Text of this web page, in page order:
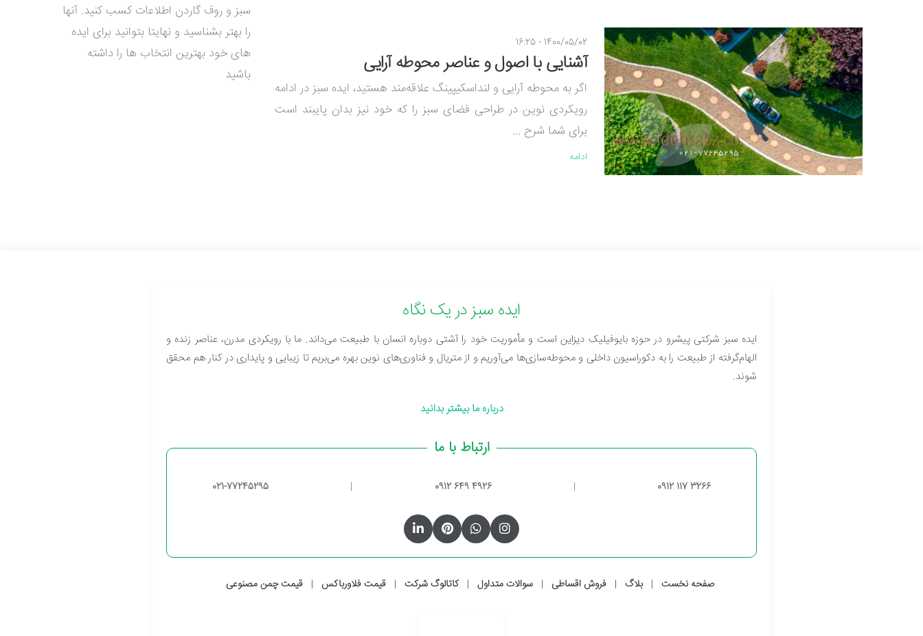
1400/05/02 - 16:25
آشنایی با اصول و عناصر محوطه آرایی
اگر به محوطه آرایی و لنداسکیپینگ علاقه‌مند هستید، ایده سبز در ادامه
رویکردی نوین در طراحی فضای سبز را که خود نیز بدان پایبند است
برای شما شرح ...
ادامه
سبز و روف گاردن اطلاعات کسب کنید. آنها
را بهتر بشناسید و نهایتا بتوانید برای ایده
های خود بهترین انتخاب ها را داشته
باشید
ایده سبز در یک نگاه
ایده سبز شرکتی پیشرو در حوزه بایوفیلیک دیزاین است و مأموریت خود را آشتی دوباره انسان با طبیعت می‌داند. ما با رویکردی مدرن، عناصر زنده و
الهام‌گرفته از طبیعت را به دکوراسیون داخلی و محوطه‌سازی‌ها می‌آوریم و از متریال و فناوری‌های نوین بهره می‌بریم تا زیبایی و پایداری در کنار هم محقق
شوند.
درباره ما بیشتر بدانید
ارتباط با ما
0912 117 3266
|
0912 649 4926
|
021-77245295
صفحه نخست بلاگ فروش اقساطی سوالات متداول کاتالوگ شرکت قیمت فلاورباکس قیمت چمن مصنوعی